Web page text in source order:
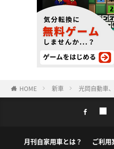
HOME 新車 光岡自動車
月刊自家用車とは？ ご利用